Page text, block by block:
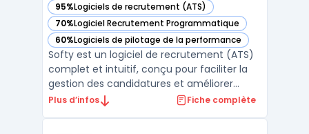
95%Logiciels de recrutement (ATS)
— voir Softy dans cette catégorie
70%Logiciel Recrutement Programmatique
— voir Softy dans cette catégorie
60%Logiciels de pilotage de la performance
— voir Softy dans cette catégorie
Softy est un logiciel de recrutement (ATS)
complet et intuitif, conçu pour faciliter la
gestion des candidatures et améliorer
l'efficacité des processus de recrutement.
Plus d’infos Fiche complète